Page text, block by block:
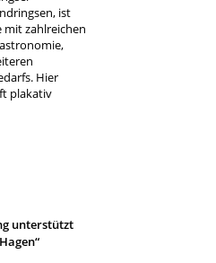
ist
mit zahlreichen
Hier
plakativ
unterstützt